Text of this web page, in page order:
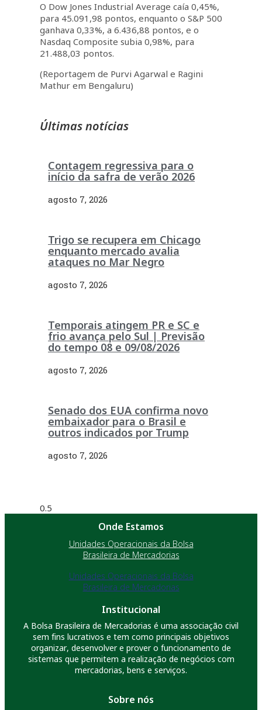
O Dow Jones Industrial Average caía 0,45%,
para 45.091,98 pontos, enquanto o S&P 500
ganhava 0,33%, a 6.436,88 pontos, e o
Nasdaq Composite subia 0,98%, para
21.488,03 pontos.
(Reportagem de Purvi Agarwal e Ragini
Mathur em Bengaluru)
Últimas notícias
Contagem regressiva para o
início da safra de verão 2026
agosto 7, 2026
Trigo se recupera em Chicago
enquanto mercado avalia
ataques no Mar Negro
agosto 7, 2026
Temporais atingem PR e SC e
frio avança pelo Sul | Previsão
do tempo 08 e 09/08/2026
agosto 7, 2026
Senado dos EUA confirma novo
embaixador para o Brasil e
outros indicados por Trump
agosto 7, 2026
Onde Estamos
Unidades Operacionais da Bolsa
Brasileira de Mercadorias
Unidades Operacionais da Bolsa
Brasileira de Mercadorias
Institucional
A Bolsa Brasileira de Mercadorias é uma associação civil
sem fins lucrativos e tem como principais objetivos
organizar, desenvolver e prover o funcionamento de
sistemas que permitem a realização de negócios com
mercadorias, bens e serviços.
Sobre nós